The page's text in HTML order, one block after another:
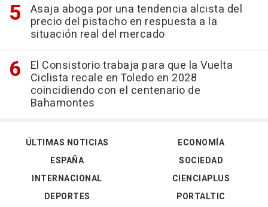
Asaja aboga por una tendencia alcista del
precio del pistacho en respuesta a la
situación real del mercado
El Consistorio trabaja para que la Vuelta
Ciclista recale en Toledo en 2028
coincidiendo con el centenario de
Bahamontes
ÚLTIMAS NOTICIAS
ESPAÑA
INTERNACIONAL
DEPORTES
ECONOMÍA
SOCIEDAD
CIENCIAPLUS
PORTALTIC